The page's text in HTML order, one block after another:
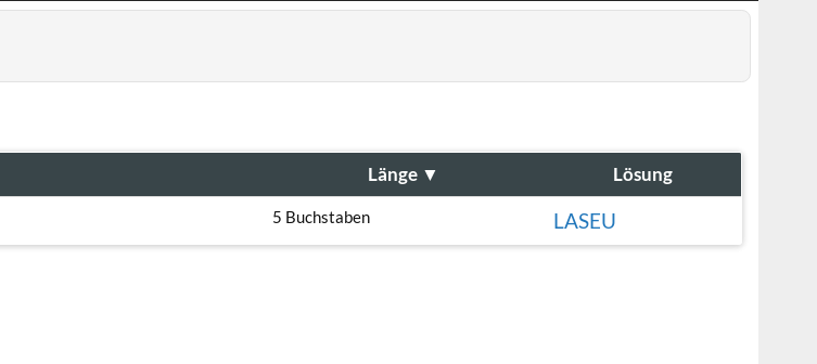
Länge ▼ Lösung
5 Buchstaben LASEU